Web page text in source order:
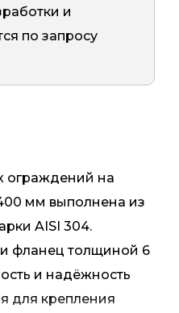
и
по запросу
ограждений на
мм выполнена из
AISI 304.
фланец толщиной 6
и надёжность
для крепления